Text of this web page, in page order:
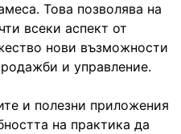
Това позволява на
всеки аспект от
нови възможности
и управление.
и полезни приложения
на практика да